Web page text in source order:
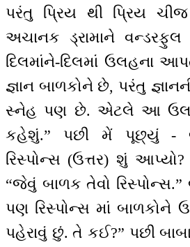
પરંતુ પ્રિય થી પ્રિય
અચાનક ડ્રામાને
દિલમાંને-દિલમાં ઉલહના
જ્ઞાન બાળકોને છે, પરંતુ
સ્નેહ પણ છે. એટલે આ
કહેશું.” પછી મેં પૂછ્યું -
રિસ્પોન્સ (ઉત્તર) શું આપ્યો?
“જેવું બાળક તેવો
પણ રિસ્પોન્સ માં બાળકોને
પહેરાવું છું. તે કઈ?” પછી